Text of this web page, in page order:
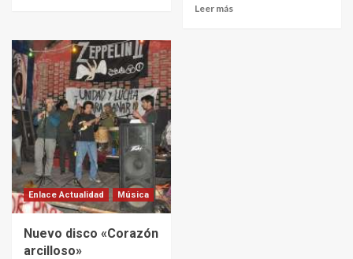
Leer más
Enlace Actualidad Música
Nuevo disco «Corazón
arcilloso»